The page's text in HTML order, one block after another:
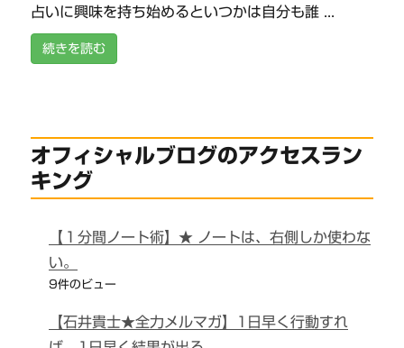
占いに興味を持ち始めるといつかは自分も誰 ...
続きを読む
オフィシャルブログのアクセスラン
キング
【１分間ノート術】★ ノートは、右側しか使わな
い。
9件のビュー
【石井貴士★全力メルマガ】1日早く行動すれ